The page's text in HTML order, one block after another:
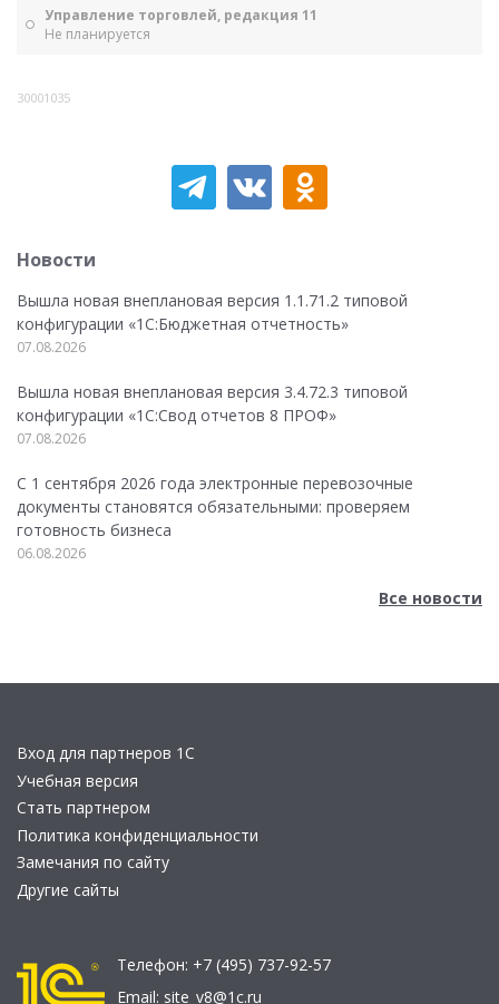
Управление торговлей, редакция 11
Не планируется
30001035
Новости
Вышла новая внеплановая версия 1.1.71.2 типовой
конфигурации «1C:Бюджетная отчетность»
07.08.2026
Вышла новая внеплановая версия 3.4.72.3 типовой
конфигурации «1C:Свод отчетов 8 ПРОФ»
07.08.2026
С 1 сентября 2026 года электронные перевозочные
документы становятся обязательными: проверяем
готовность бизнеса
06.08.2026
Все новости
Вход для партнеров 1С
Учебная версия
Стать партнером
Политика конфиденциальности
Замечания по сайту
Другие сайты
Телефон: +7 (495) 737-92-57
Email: site_v8@1c.ru